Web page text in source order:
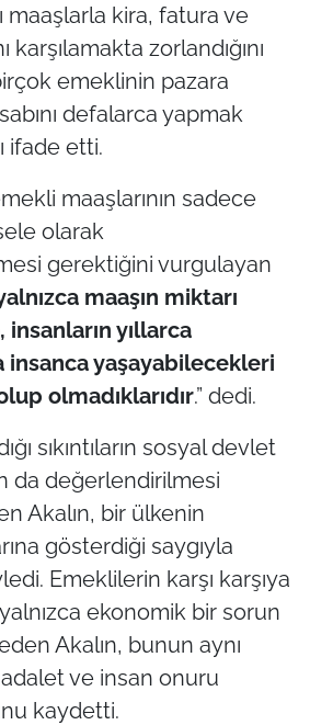
maaşlarla kira, fatura ve
karşılamakta zorlandığını
emeklinin pazara
defalarca yapmak
ifade etti.
maaşlarının sadece
olarak
gerektiğini vurgulayan
maaşın miktarı
yıllarca
insanca yaşayabilecekleri
olmadıklarıdır.” dedi.
sıkıntıların sosyal devlet
da değerlendirilmesi
Akalın, bir ülkenin
gösterdiği saygıyla
Emeklilerin karşı karşıya
ekonomik bir sorun
Akalın, bunun aynı
ve insan onuru
kaydetti.